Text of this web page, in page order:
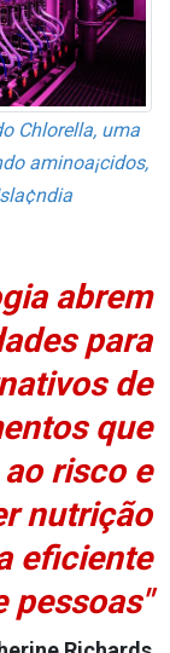
Chlorella, uma
aminoa¡cidos,
abrem
para
de
que
risco e
nutrição
eficiente
pessoas"